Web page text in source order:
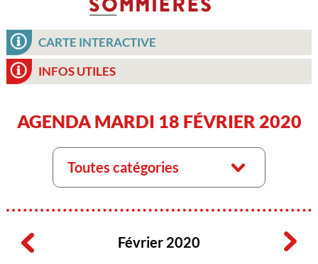
CARTE INTERACTIVE
INFOS UTILES
AGENDA MARDI 18 FÉVRIER 2020
Toutes catégories
Février 2020